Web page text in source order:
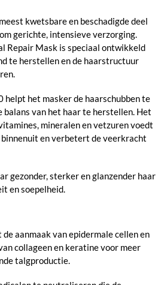
kwetsbare en beschadigde deel
gerichte, intensieve verzorging.
Repair Mask is speciaal ontwikkeld
te herstellen en de haarstructuur
helpt het masker de haarschubben te
van het haar te herstellen. Het
mineralen en vetzuren voedt
en verbetert de veerkracht
gezonder, sterker en glanzender haar
en soepelheid.
aanmaak van epidermale cellen en
collageen en keratine voor meer
talgproductie.